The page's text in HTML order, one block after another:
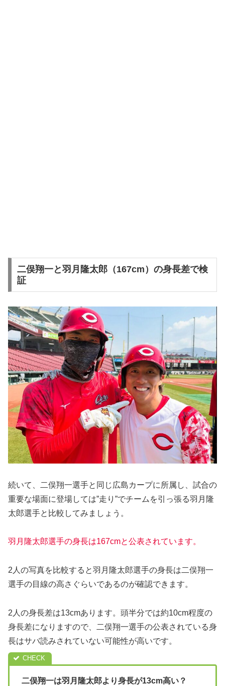
二俣翔一と羽月隆太郎（167cm）の身長差で検
証
続いて、二俣翔一選手と同じ広島カープに所属し、試合の
重要な場面に登場しては”走り”でチームを引っ張る羽月隆
太郎選手と比較してみましょう。
羽月隆太郎選手の身長は167cmと公表されています。
2人の写真を比較すると羽月隆太郎選手の身長は二俣翔一
選手の目線の高さぐらいであるのが確認できます。
2人の身長差は13cmあります。頭半分では約10cm程度の
身長差になりますので、二俣翔一選手の公表されている身
長はサバ読みされていない可能性が高いです。
二俣翔一は羽月隆太郎より身長が13cm高い？